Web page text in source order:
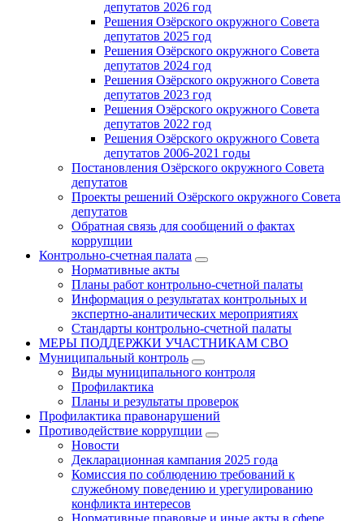
депутатов 2026 год
Решения Озёрского окружного Совета
депутатов 2025 год
Решения Озёрского окружного Совета
депутатов 2024 год
Решения Озёрского окружного Совета
депутатов 2023 год
Решения Озёрского окружного Совета
депутатов 2022 год
Решения Озёрского окружного Совета
депутатов 2006-2021 годы
Постановления Озёрского окружного Совета
депутатов
Проекты решений Озёрского окружного Совета
депутатов
Обратная связь для сообщений о фактах
коррупции
Контрольно-счетная палата
Нормативные акты
Планы работ контрольно-счетной палаты
Информация о результатах контрольных и
экспертно-аналитических мероприятиях
Стандарты контрольно-счетной палаты
МЕРЫ ПОДДЕРЖКИ УЧАСТНИКАМ СВО
Муниципальный контроль
Виды муниципального контроля
Профилактика
Планы и результаты проверок
Профилактика правонарушений
Противодействие коррупции
Новости
Декларационная кампания 2025 года
Комиссия по соблюдению требований к
служебному поведению и урегулированию
конфликта интересов